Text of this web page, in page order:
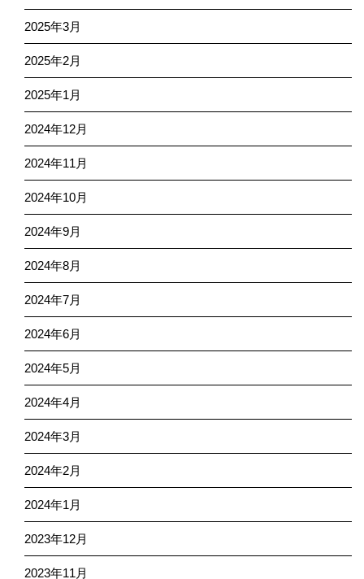
2025年3月
2025年2月
2025年1月
2024年12月
2024年11月
2024年10月
2024年9月
2024年8月
2024年7月
2024年6月
2024年5月
2024年4月
2024年3月
2024年2月
2024年1月
2023年12月
2023年11月